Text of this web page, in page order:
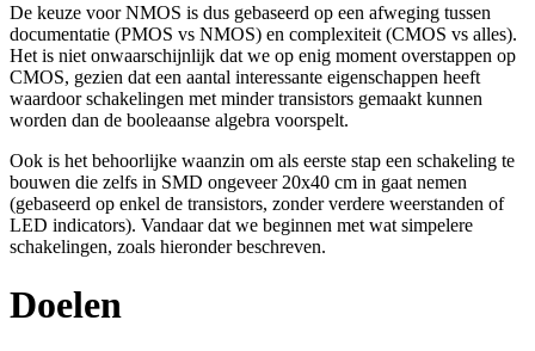
De keuze voor NMOS is dus gebaseerd op een afweging tussen
documentatie (PMOS vs NMOS) en complexiteit (CMOS vs alles).
Het is niet onwaarschijnlijk dat we op enig moment overstappen op
CMOS, gezien dat een aantal interessante eigenschappen heeft
waardoor schakelingen met minder transistors gemaakt kunnen
worden dan de booleaanse algebra voorspelt.
Ook is het behoorlijke waanzin om als eerste stap een schakeling te
bouwen die zelfs in SMD ongeveer 20x40 cm in gaat nemen
(gebaseerd op enkel de transistors, zonder verdere weerstanden of
LED indicators). Vandaar dat we beginnen met wat simpelere
schakelingen, zoals hieronder beschreven.
Doelen